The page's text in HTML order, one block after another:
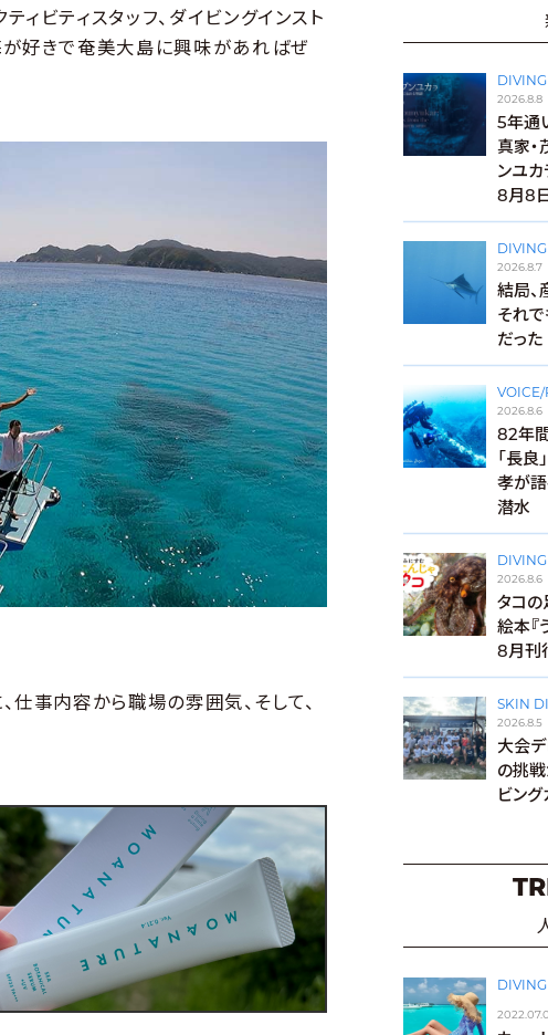
ィビティスタッフ、ダイビングインスト
が好きで奄美大島に興味があればぜ
仕事内容から職場の雰囲気、そして、
2026.8.8
5年通
真家・
ンユ
8月8
2026.8.7
結局
それ
だった
VOICE/
2026.8.6
82年
「長良
孝が
潜水
2026.8.6
タコ
絵本『
8月刊
SKIN
2026.8.5
大会
の挑
ビン